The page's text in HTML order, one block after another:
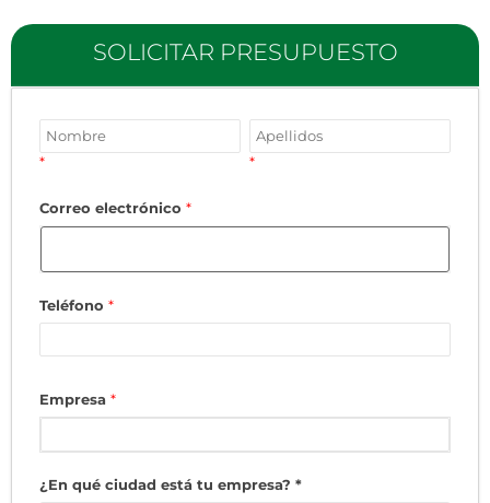
SOLICITAR PRESUPUESTO
* *
Correo electrónico *
Teléfono *
Empresa *
¿En qué ciudad está tu empresa? *